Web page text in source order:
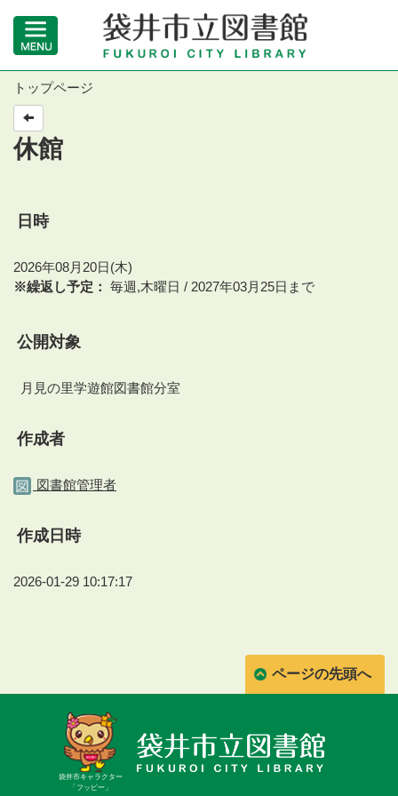
トップページ
休館
日時
2026年08月20日(木)
※繰返し予定： 毎週,木曜日 / 2027年03月25日まで
公開対象
月見の里学遊館図書館分室
作成者
図書館管理者
作成日時
2026-01-29 10:17:17
ページの先頭へ
袋井市キャラクター
「フッピー」